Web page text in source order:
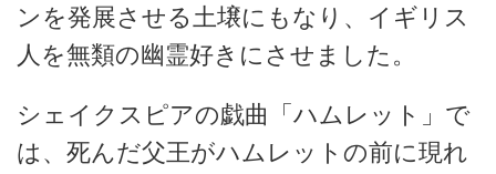
ンを発展させる土壌にもなり、イギリス
人を無類の幽霊好きにさせました。
シェイクスピアの戯曲「ハムレット」で
は、死んだ父王がハムレットの前に現れ